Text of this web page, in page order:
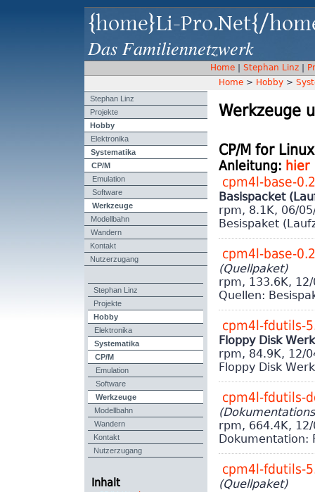
{home}Li-Pro.Net{/
Das Familiennetzwerk
Home| Stephan Linz|
Home > Hobby >
Stephan Linz
Projekte
Hobby
Elektronika
Systematika
CP/M
Emulation
Software
Werkzeuge
Modellbahn
Wandern
Kontakt
Nutzerzugang
Stephan Linz
Projekte
Hobby
Elektronika
Systematika
CP/M
Emulation
Software
Werkzeuge
Modellbahn
Wandern
Kontakt
Nutzerzugang
Inhalt
Werkzeuge
CP/M for
Anleitung:
hier
cpm4l-base-
Basispacket
rpm, 8.1K, 06/
Besispaket
cpm4l-base-
(Quellpaket)
rpm, 133.6K,
Quellen:
cpm4l-fdutils-
Floppy Disk
rpm, 84.9K, 12/
Floppy Disk
cpm4l-fdutils-
rpm, 664.4K,
Dokumentation:
cpm4l-fdutils-
(Quellpaket)